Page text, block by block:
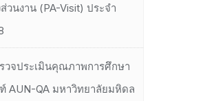
วนงาน (PA-Visit) ประจำ
วจประเมินคุณภาพการศึกษา
AUN-QA มหาวิทยาลัยมหิดล